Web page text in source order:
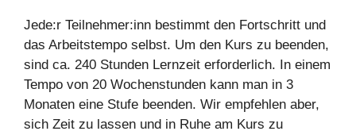
Jede:r Teilnehmer:inn bestimmt den Fortschritt und
das Arbeitstempo selbst. Um den Kurs zu beenden,
sind ca. 240 Stunden Lernzeit erforderlich. In einem
Tempo von 20 Wochenstunden kann man in 3
Monaten eine Stufe beenden. Wir empfehlen aber,
sich Zeit zu lassen und in Ruhe am Kurs zu